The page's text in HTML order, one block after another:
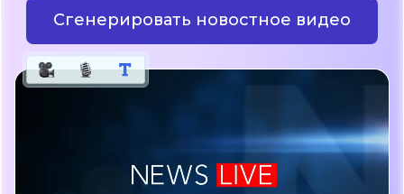
Сгенерировать новостное видео